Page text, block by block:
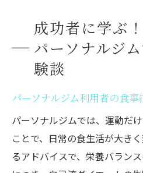
成功者に学ぶ
パーソナルジ
験談
パーソナルジム利用者の食
パーソナルジムでは、運動だ
ことで、日常の食生活が大き
るアドバイスで、栄養バラン